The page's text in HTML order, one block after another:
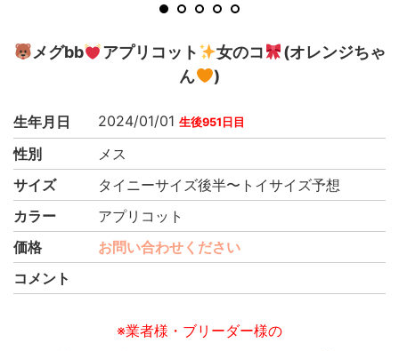
1 2 3 4 5
メグbb アプリコット 女のコ
(オレンジちゃ
ん
)
生年月日 2024/01/01 生後951日目
性別
メス
サイズ
タイニーサイズ後半〜トイサイズ予想
カラー
アプリコット
価格
お問い合わせください
コメント
※業者様・ブリーダー様の